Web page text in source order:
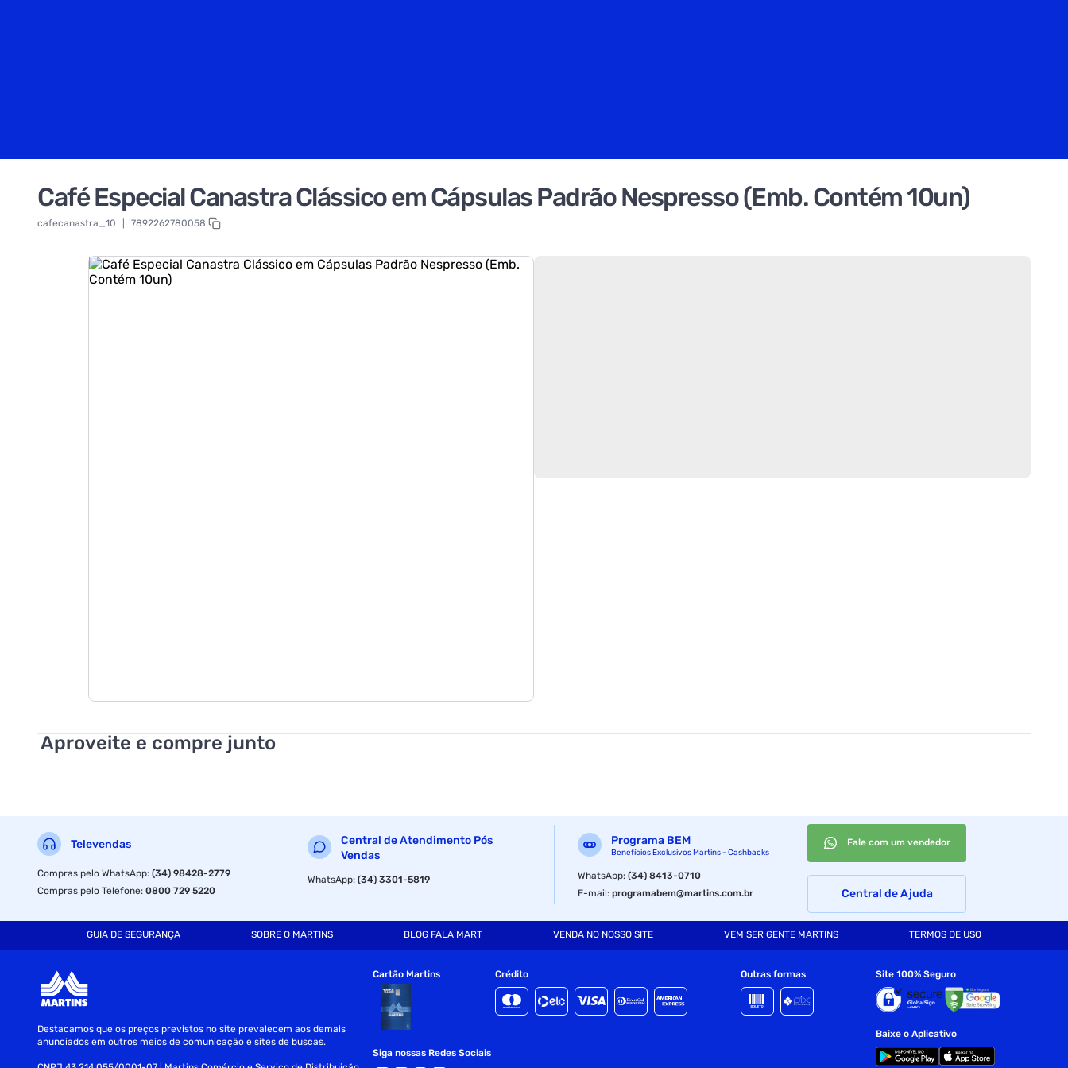
Café Especial Canastra Clássico em Cápsulas Padrão Nespresso (Emb. Contém 10un)
cafecanastra_10 7892262780058
Aproveite e compre junto
Televendas
Compras pelo WhatsApp:(34) 98428-2779
Compras pelo Telefone:0800 729 5220
Central de Atendimento Pós
Vendas
WhatsApp:(34) 3301-5819
Programa BEM
Benefícios Exclusivos Martins - Cashbacks
WhatsApp:(34) 8413-0710
E-mail:programabem@martins.com.br
Fale com um vendedor
Central de Ajuda
GUIA DE SEGURANÇA SOBRE O MARTINS BLOG FALA MART VENDA NO NOSSO SITE VEM SER GENTE MARTINS TERMOS DE USO
Destacamos que os preços previstos no site prevalecem aos demais
anunciados em outros meios de comunicação e sites de buscas.
Cartão Martins Crédito Outras formas
Siga nossas Redes Sociais
Site 100% Seguro
Baixe o Aplicativo